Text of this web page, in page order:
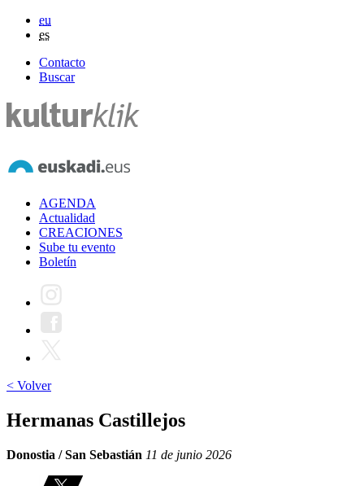
eu
es
Contacto
Buscar
AGENDA
Actualidad
CREACIONES
Sube tu evento
Boletín
< Volver
Hermanas Castillejos
Donostia / San Sebastián 11 de junio 2026